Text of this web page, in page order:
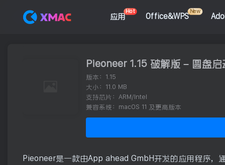
应用
Hot
Office&WPS
New
Pieoneer 1.15 破解版 – 圆盘
版本：1.15
大小：11.0 MB
支持芯片：ARM/Intel
兼容系统：macOS 11 及更高版本
Pieoneer是一款由App ahead GmbH开发的应用程序，